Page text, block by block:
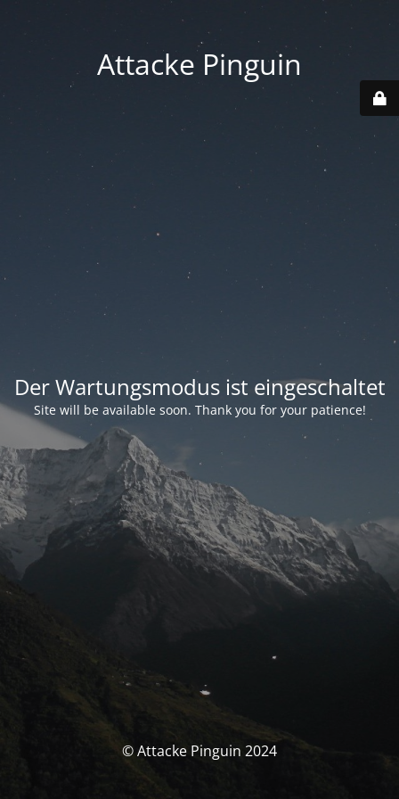
Attacke Pinguin
Der Wartungsmodus ist eingeschaltet
Site will be available soon. Thank you for your patience!
© Attacke Pinguin 2024